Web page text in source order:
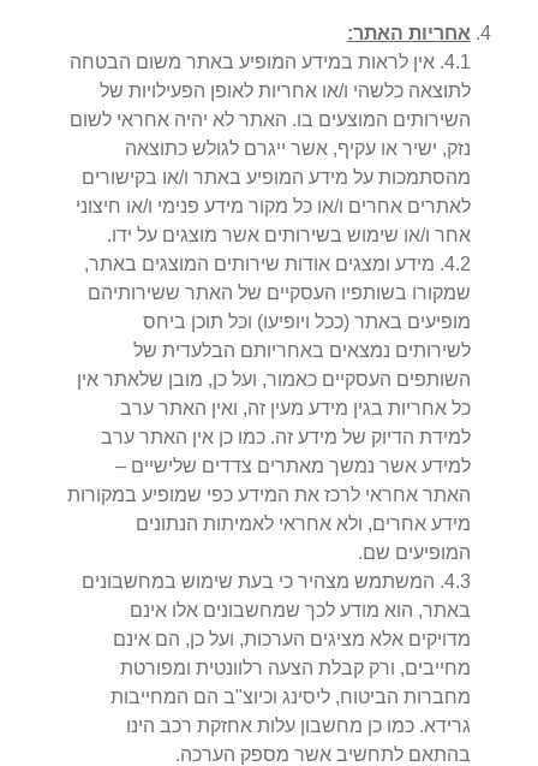
אחריות האתר:
4.1
. אין לראות במידע המופיע באתר משום הבטחה
לתוצאה כלשהי ו/או אחריות לאופן הפעילויות של
השירותים המוצעים בו. האתר לא יהיה אחראי לשום
נזק, ישיר או עקיף, אשר ייגרם לגולש כתוצאה
מהסתמכות על מידע המופיע באתר ו/או בקישורים
לאתרים אחרים ו/או כל מקור מידע פנימי ו/או חיצוני
אחר ו/או שימוש בשירותים אשר מוצגים על ידו.
4.2
. מידע ומצגים אודות שירותים המוצגים באתר,
שמקורו בשותפיו העסקיים של האתר ששירותיהם
מופיעים באתר (ככל ויופיעו) וכל תוכן ביחס
לשירותים נמצאים באחריותם הבלעדית של
השותפים העסקיים כאמור, ועל כן, מובן שלאתר אין
כל אחריות בגין מידע מעין זה, ואין האתר ערב
למידת הדיוק של מידע זה. כמו כן אין האתר ערב
למידע אשר נמשך מאתרים צדדים שלישיים –
האתר אחראי לרכז את המידע כפי שמופיע במקורות
מידע אחרים, ולא אחראי לאמיתות הנתונים
המופיעים שם.
4.3
. המשתמש מצהיר כי בעת שימוש במחשבונים
באתר, הוא מודע לכך שמחשבונים אלו אינם
מדויקים אלא מציגים הערכות, ועל כן, הם אינם
מחייבים, ורק קבלת הצעה רלוונטית ומפורטת
מחברות הביטוח, ליסינג וכיוצ"ב הם המחייבות
גרידא. כמו כן מחשבון עלות אחזקת רכב הינו
בהתאם לתחשיב אשר מספק הערכה.